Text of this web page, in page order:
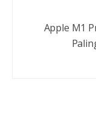
Apple M1